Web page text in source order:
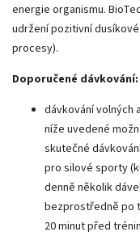
energie organismu.
udržení pozitivní
procesy).
Doporučené dávkování:
dávkování volných
níže uvedené
skutečné
pro silové sporty
denně několik
bezprostředně po
20 minut před